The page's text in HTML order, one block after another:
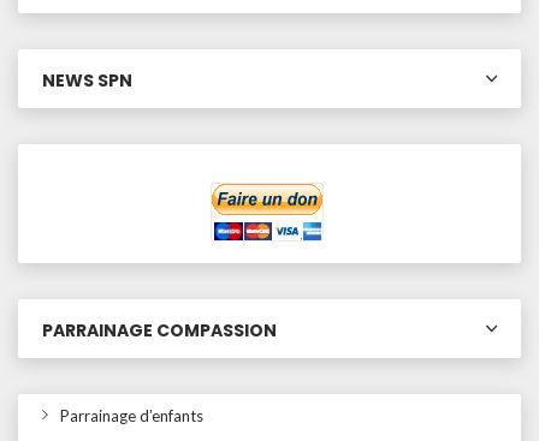
NEWS SPN
PARRAINAGE COMPASSION
Parrainage d’enfants